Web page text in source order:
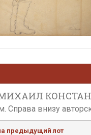
Справа внизу
предыдущий лот